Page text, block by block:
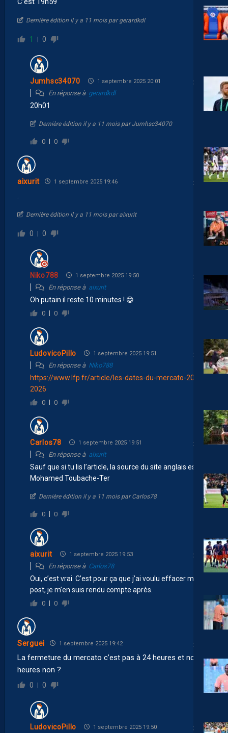
Dernière édition il y a 11 mois par gerardkdl
1 0
Jumhsc34070 1 septembre 2025 20:01
En réponse à gerardkdl
20h01
Dernière édition il y a 11 mois par Jumhsc34070
0 0
aixurit 1 septembre 2025 19:46
Dernière édition il y a 11 mois par aixurit
0 0
Niko788 1 septembre 2025 19:50
En réponse à aixurit
Oh putain il reste 10 minutes ! 😁
0 0
LudovicoPillo 1 septembre 2025 19:51
En réponse à Niko788
https://www.lfp.fr/article/les-dates-du-mercato-2025-
2026
0 0
Carlos78 1 septembre 2025 19:51
En réponse à aixurit
Sauf que si tu lis l’article, la source du site anglais est…
Mohamed Toubache-Ter
Dernière édition il y a 11 mois par Carlos78
0 0
aixurit 1 septembre 2025 19:53
En réponse à Carlos78
Oui, c’est vrai. C’est pour ça que j’ai voulu effacer mon
post, je m’en suis rendu compte après.
0 0
Serguei 1 septembre 2025 19:42
La fermeture du mercato c’est pas à 24 heures et non 20
heures non ?
0 0
LudovicoPillo 1 septembre 2025 19:50